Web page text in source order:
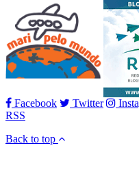
Facebook Twitter
RSS
Back to top